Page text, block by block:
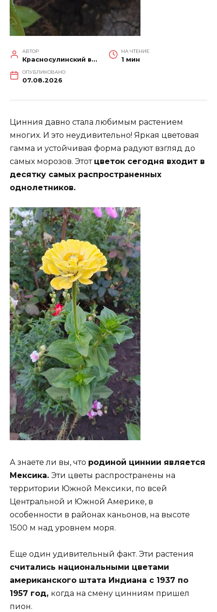
АВТОР
Красносулинский вестник
НА ЧТЕНИЕ
1 мин
ОПУБЛИКОВАНО
07.08.2026
Цинния давно стала любимым растением
многих. И это неудивительно! Яркая цветовая
гамма и устойчивая форма радуют взгляд до
самых морозов. Этот цветок сегодня входит в
десятку самых распространенных
однолетников.
А знаете ли вы, что родиной циннии является
Мексика. Эти цветы распространены на
территории Южной Мексики, по всей
Центральной и Южной Америке, в
особенности в районах каньонов, на высоте
1500 м над уровнем моря.
Еще один удивительный факт. Эти растения
считались национальными цветами
американского штата Индиана с 1937 по
1957 год, когда на смену цинниям пришел
пион.